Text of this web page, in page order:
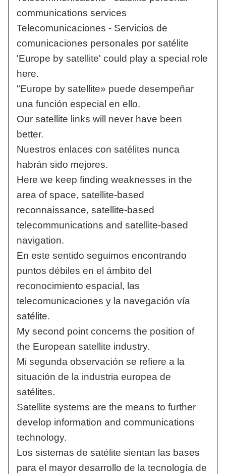
communications services
Telecomunicaciones - Servicios de
comunicaciones personales por satélite
'Europe by satellite' could play a special role
here.
"Europe by satellite» puede desempeñar
una función especial en ello.
Our satellite links will never have been
better.
Nuestros enlaces con satélites nunca
habrán sido mejores.
Here we keep finding weaknesses in the
area of space, satellite-based
reconnaissance, satellite-based
telecommunications and satellite-based
navigation.
En este sentido seguimos encontrando
puntos débiles en el ámbito del
reconocimiento espacial, las
telecomunicaciones y la navegación vía
satélite.
My second point concerns the position of
the European satellite industry.
Mi segunda observación se refiere a la
situación de la industria europea de
satélites.
Satellite systems are the means to further
develop information and communications
technology.
Los sistemas de satélite sientan las bases
para el mayor desarrollo de la tecnología de